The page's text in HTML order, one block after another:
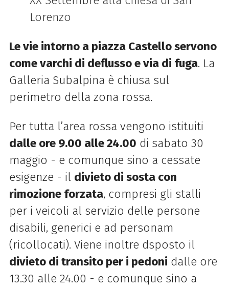
Lorenzo
Le vie intorno a piazza Castello servono
come varchi di deflusso e via di fuga. La
Galleria Subalpina è chiusa sul
perimetro della zona rossa.
Per tutta l’area rossa vengono istituiti
dalle ore 9.00 alle 24.00 di sabato 30
maggio - e comunque sino a cessate
esigenze - il divieto di sosta con
rimozione forzata, compresi gli stalli
per i veicoli al servizio delle persone
disabili, generici e ad personam
(ricollocati). Viene inoltre dsposto il
divieto di transito per i pedoni dalle ore
13.30 alle 24.00 - e comunque sino a